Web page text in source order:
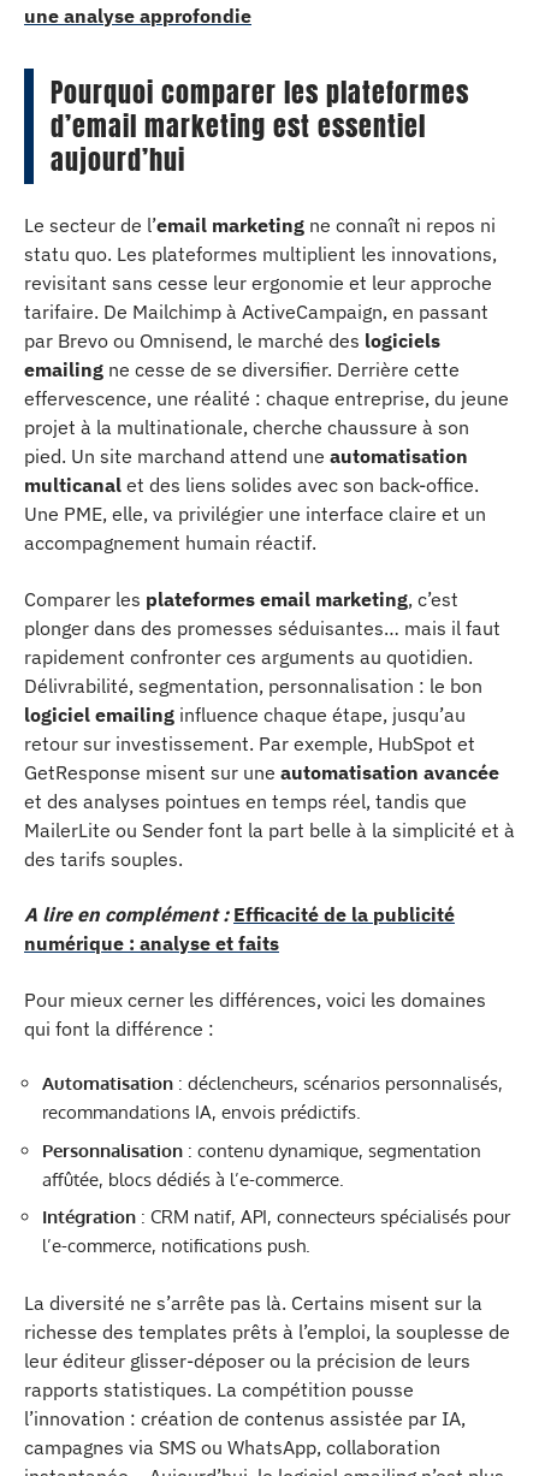
une analyse approfondie
Pourquoi comparer les plateformes
d’email marketing est essentiel
aujourd’hui
Le secteur de l’email marketing ne connaît ni repos ni
statu quo. Les plateformes multiplient les innovations,
revisitant sans cesse leur ergonomie et leur approche
tarifaire. De Mailchimp à ActiveCampaign, en passant
par Brevo ou Omnisend, le marché des logiciels
emailing ne cesse de se diversifier. Derrière cette
effervescence, une réalité : chaque entreprise, du jeune
projet à la multinationale, cherche chaussure à son
pied. Un site marchand attend une automatisation
multicanal et des liens solides avec son back-office.
Une PME, elle, va privilégier une interface claire et un
accompagnement humain réactif.
Comparer les plateformes email marketing, c’est
plonger dans des promesses séduisantes… mais il faut
rapidement confronter ces arguments au quotidien.
Délivrabilité, segmentation, personnalisation : le bon
logiciel emailing influence chaque étape, jusqu’au
retour sur investissement. Par exemple, HubSpot et
GetResponse misent sur une automatisation avancée
et des analyses pointues en temps réel, tandis que
MailerLite ou Sender font la part belle à la simplicité et à
des tarifs souples.
A lire en complément : Efficacité de la publicité
numérique : analyse et faits
Pour mieux cerner les différences, voici les domaines
qui font la différence :
Automatisation : déclencheurs, scénarios personnalisés,
recommandations IA, envois prédictifs.
Personnalisation : contenu dynamique, segmentation
affûtée, blocs dédiés à l’e-commerce.
Intégration : CRM natif, API, connecteurs spécialisés pour
l’e-commerce, notifications push.
La diversité ne s’arrête pas là. Certains misent sur la
richesse des templates prêts à l’emploi, la souplesse de
leur éditeur glisser-déposer ou la précision de leurs
rapports statistiques. La compétition pousse
l’innovation : création de contenus assistée par IA,
campagnes via SMS ou WhatsApp, collaboration